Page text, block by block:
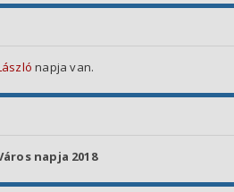
napja van.
napja 2018